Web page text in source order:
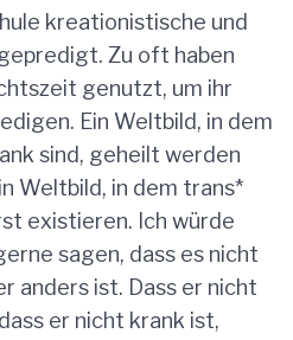
kreationistische und
Zu oft haben
genutzt, um ihr
Ein Weltbild, in dem
sind, geheilt werden
Weltbild, in dem trans*
existieren. Ich würde
sagen, dass es nicht
anders ist. Dass er nicht
er nicht krank ist,